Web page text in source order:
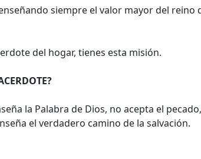
siempre el valor mayor del reino
del hogar, tienes esta misión.
la Palabra de Dios, no acepta el
el verdadero camino de la salvación.